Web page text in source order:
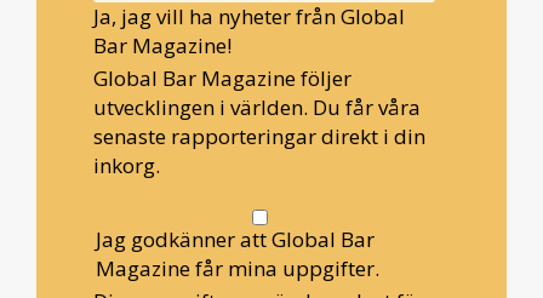
Ja, jag vill ha nyheter från Global
Bar Magazine!
Global Bar Magazine följer
utvecklingen i världen. Du får våra
senaste rapporteringar direkt i din
inkorg.
Jag godkänner att Global Bar
Magazine får mina uppgifter.